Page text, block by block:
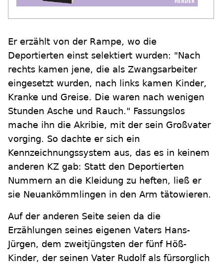
Er erzählt von der Rampe, wo die
Deportierten einst selektiert wurden: "Nach
rechts kamen jene, die als Zwangsarbeiter
eingesetzt wurden, nach links kamen Kinder,
Kranke und Greise. Die waren nach wenigen
Stunden Asche und Rauch." Fassungslos
mache ihn die Akribie, mit der sein Großvater
vorging. So dachte er sich ein
Kennzeichnungssystem aus, das es in keinem
anderen KZ gab: Statt den Deportierten
Nummern an die Kleidung zu heften, ließ er
sie Neuankömmlingen in den Arm tätowieren.
Auf der anderen Seite seien da die
Erzählungen seines eigenen Vaters Hans-
Jürgen, dem zweitjüngsten der fünf Höß-
Kinder, der seinen Vater Rudolf als fürsorglich